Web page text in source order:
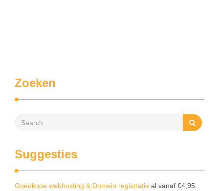
Zoeken
Suggesties
Goedkope webhosting & Domein registratie al vanaf €4,95.